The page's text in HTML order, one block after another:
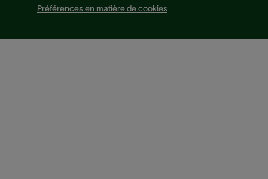
Préférences en matière de cookies